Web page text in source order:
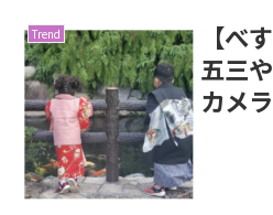
Trend
【べ
五三
カメ